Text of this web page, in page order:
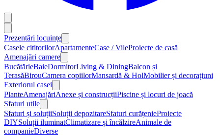
Prezentări locuințe
Casele cititorilorApartamenteCase / VileProiecte de casă
Amenajări camere
BucătărieBaieDormitorLiving & DiningBalcon și
TerasăBirouCamera copiilorMansardă & HolMobilier și decorațiuni
Exteriorul casei
PlanteAmenajăriAnexe și construcțiiPiscine și locuri de joacă
Sfaturi utile
Sfaturi și soluțiiSoluții depozitareSfaturi curățenieProiecte
DIYSoluții iluminatClimatizare și încălzireAnimale de
companieDiverse